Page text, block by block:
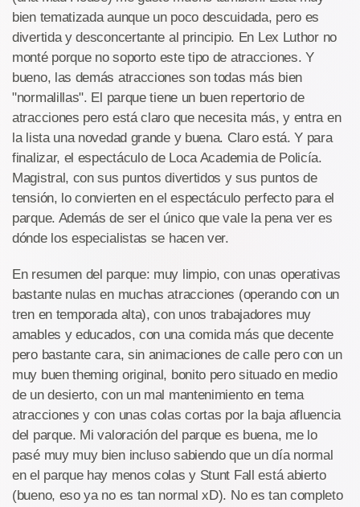
bien tematizada aunque un poco descuidada, pero es
divertida y desconcertante al principio. En Lex Luthor no
monté porque no soporto este tipo de atracciones. Y
bueno, las demás atracciones son todas más bien
"normalillas". El parque tiene un buen repertorio de
atracciones pero está claro que necesita más, y entra en
la lista una novedad grande y buena. Claro está. Y para
finalizar, el espectáculo de Loca Academia de Policía.
Magistral, con sus puntos divertidos y sus puntos de
tensión, lo convierten en el espectáculo perfecto para el
parque. Además de ser el único que vale la pena ver es
dónde los especialistas se hacen ver.
En resumen del parque: muy limpio, con unas operativas
bastante nulas en muchas atracciones (operando con un
tren en temporada alta), con unos trabajadores muy
amables y educados, con una comida más que decente
pero bastante cara, sin animaciones de calle pero con un
muy buen theming original, bonito pero situado en medio
de un desierto, con un mal mantenimiento en tema
atracciones y con unas colas cortas por la baja afluencia
del parque. Mi valoración del parque es buena, me lo
pasé muy muy bien incluso sabiendo que un día normal
en el parque hay menos colas y Stunt Fall está abierto
(bueno, eso ya no es tan normal xD). No es tan completo